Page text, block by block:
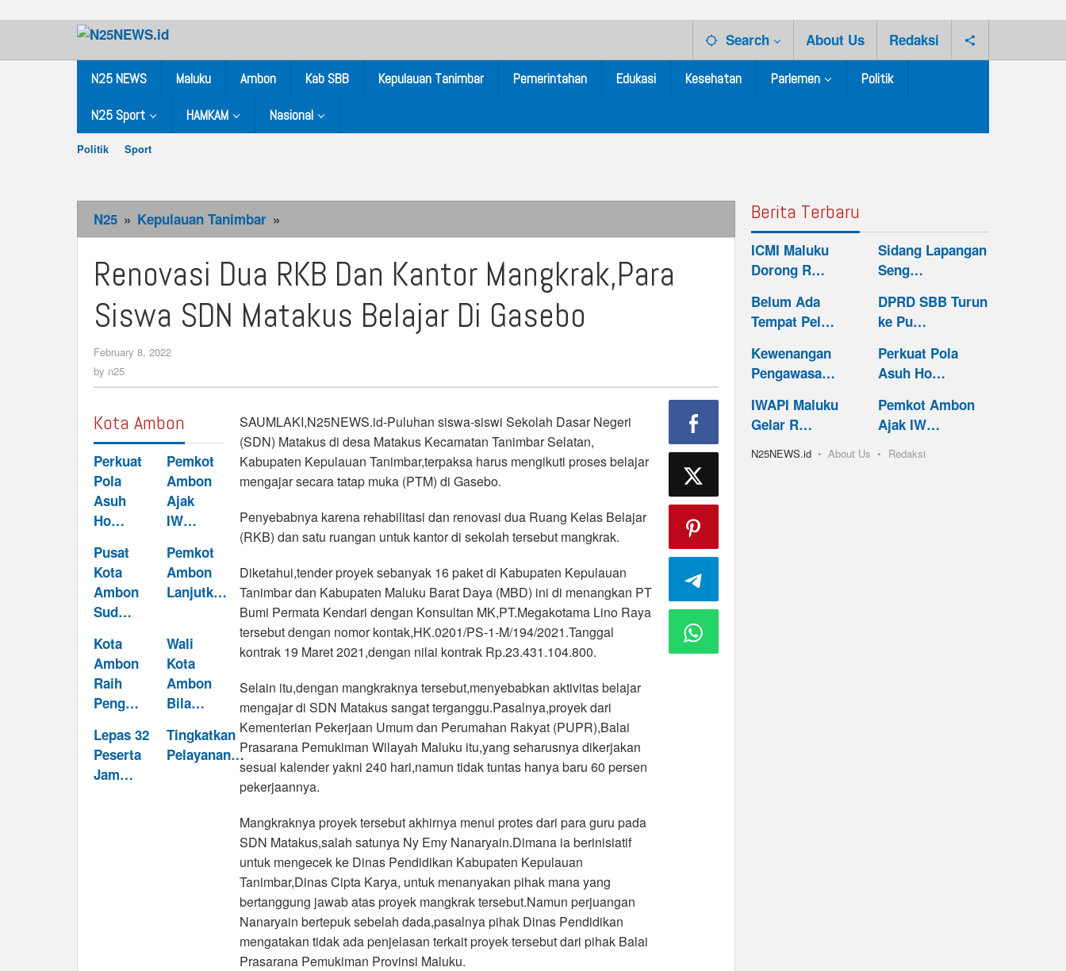
Search About Us Redaksi
N25 NEWS Maluku Ambon Kab SBB Kepulauan Tanimbar Pemerintahan Edukasi Kesehatan Parlemen Politik
N25 Sport HAMKAM Nasional
Politik Sport
N25 » Kepulauan Tanimbar »
Dua
RKB
Dan
Kantor
Mangkrak,Para
Di
Gasebo
Renovasi Dua RKB Dan Kantor Mangkrak,Para
Siswa SDN Matakus Belajar Di Gasebo
February 8, 2022
by n25
Kota Ambon
Perkuat
Pola
Asuh
Ho…
Pemkot
Ambon
Ajak
IW…
Pusat
Kota
Ambon
Sud…
Pemkot
Ambon
Lanjutk…
Kota
Ambon
Raih
Peng…
Wali
Kota
Ambon
Bila…
Lepas 32
Peserta
Jam…
Tingkatkan
Pelayanan…
SAUMLAKI,N25NEWS.id-Puluhan siswa-siswi Sekolah Dasar Negeri
(SDN) Matakus di desa Matakus Kecamatan Tanimbar Selatan,
Kabupaten Kepulauan Tanimbar,terpaksa harus mengikuti proses belajar
mengajar secara tatap muka (PTM) di Gasebo.
Penyebabnya karena rehabilitasi dan renovasi dua Ruang Kelas Belajar
(RKB) dan satu ruangan untuk kantor di sekolah tersebut mangkrak.
Diketahui,tender proyek sebanyak 16 paket di Kabupaten Kepulauan
Tanimbar dan Kabupaten Maluku Barat Daya (MBD) ini di menangkan PT
Bumi Permata Kendari dengan Konsultan MK,PT.Megakotama Lino Raya
tersebut dengan nomor kontak,HK.0201/PS-1-M/194/2021.Tanggal
kontrak 19 Maret 2021,dengan nilai kontrak Rp.23.431.104.800.
Selain itu,dengan mangkraknya tersebut,menyebabkan aktivitas belajar
mengajar di SDN Matakus sangat terganggu.Pasalnya,proyek dari
Kementerian Pekerjaan Umum dan Perumahan Rakyat (PUPR),Balai
Prasarana Pemukiman Wilayah Maluku itu,yang seharusnya dikerjakan
sesuai kalender yakni 240 hari,namun tidak tuntas hanya baru 60 persen
pekerjaannya.
Mangkraknya proyek tersebut akhirnya menui protes dari para guru pada
SDN Matakus,salah satunya Ny Emy Nanaryain.Dimana ia berinisiatif
untuk mengecek ke Dinas Pendidikan Kabupaten Kepulauan
Tanimbar,Dinas Cipta Karya, untuk menanyakan pihak mana yang
bertanggung jawab atas proyek mangkrak tersebut.Namun perjuangan
Nanaryain bertepuk sebelah dada,pasalnya pihak Dinas Pendidikan
mengatakan tidak ada penjelasan terkait proyek tersebut dari pihak Balai
Prasarana Pemukiman Provinsi Maluku.
Berita Terbaru
ICMI Maluku
Dorong R…
Sidang Lapangan
Seng…
Belum Ada
Tempat Pel…
DPRD SBB Turun
ke Pu…
Kewenangan
Pengawasa…
Perkuat Pola
Asuh Ho…
IWAPI Maluku
Gelar R…
Pemkot Ambon
Ajak IW…
N25NEWS.id About Us Redaksi